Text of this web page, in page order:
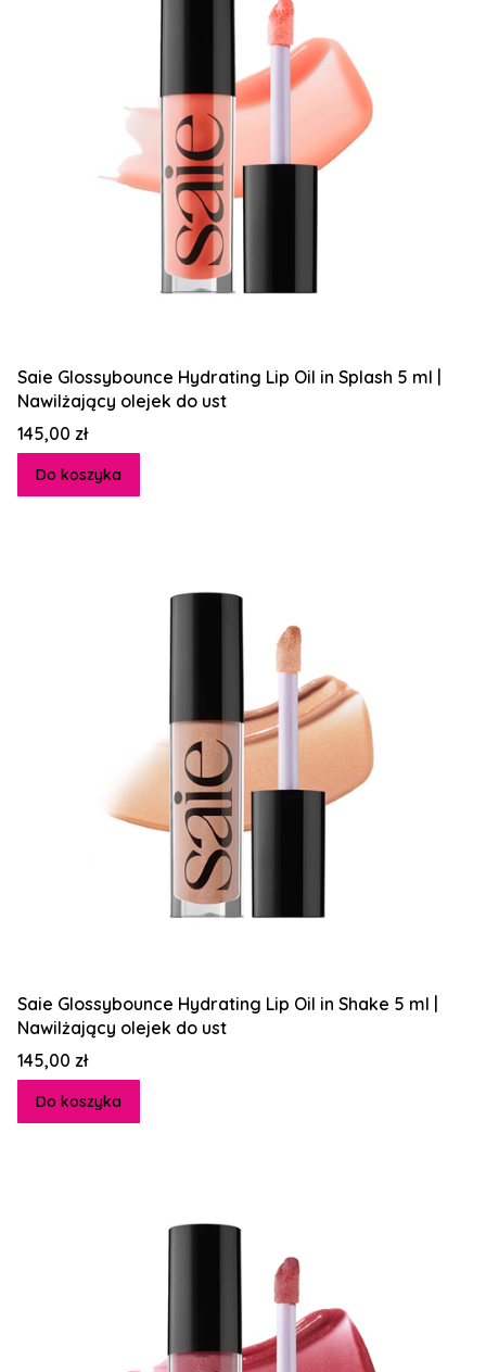
Saie Glossybounce Hydrating Lip Oil in Splash 5 ml |
Nawilżający olejek do ust
Cena
145,00 zł
Do koszyka
Saie Glossybounce Hydrating Lip Oil in Shake 5 ml |
Nawilżający olejek do ust
Cena
145,00 zł
Do koszyka